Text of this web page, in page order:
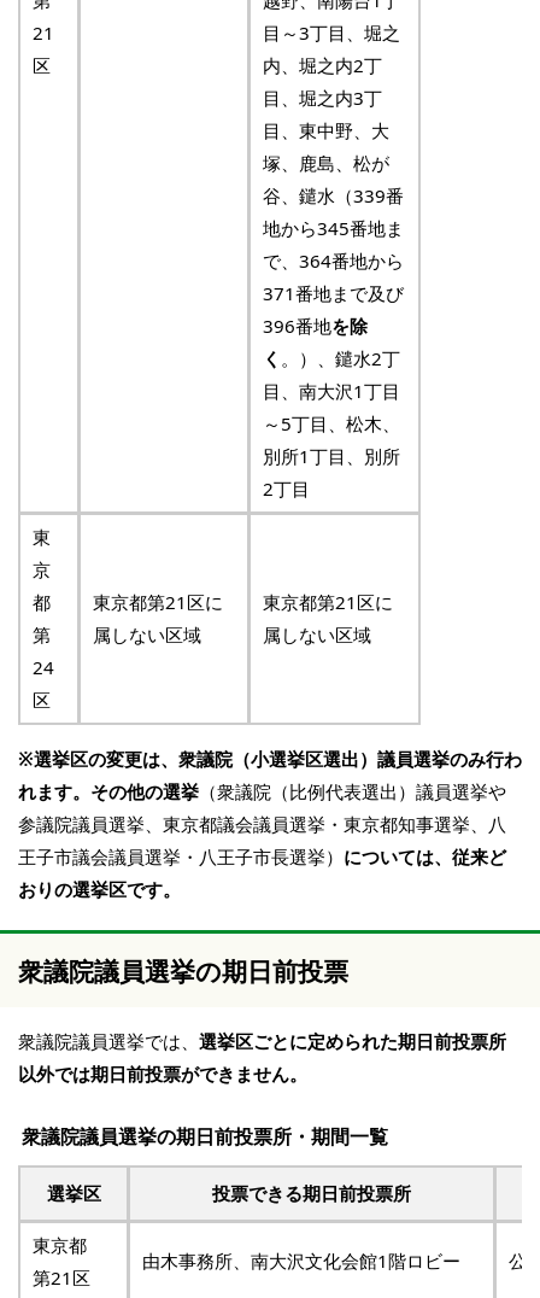
21
区
目～3丁目、堀之
内、堀之内2丁
目、堀之内3丁
目、東中野、大
塚、鹿島、松が
谷、鑓水（339番
地から345番地ま
で、364番地から
371番地まで及び
396番地を除
く 。）、鑓水2丁
目、南大沢1丁目
～5丁目、松木、
別所1丁目、別所
2丁目
東
京
都
第
24
区
東京都第21区に
属しない区域
東京都第21区に
属しない区域
※選挙区の変更は、衆議院（小選挙区選出）議員選挙のみ行わ
れます。その他の選挙 （衆議院（比例代表選出）議員選挙や
参議院議員選挙、東京都議会議員選挙・東京都知事選挙、八
王子市議会議員選挙・八王子市長選挙） については、従来ど
おりの選挙区です。
衆議院議員選挙の期日前投票
衆議院議員選挙では、 選挙区ごとに定められた期日前投票所
以外では期日前投票ができません。
衆議院議員選挙の期日前投票所・期間一覧
選挙区 投票できる期日前投票所
東京都
第21区
由木事務所、南大沢文化会館1階ロビー 公